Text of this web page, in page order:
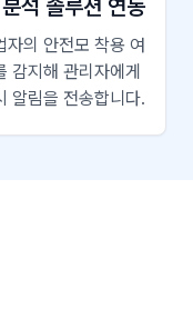
석 솔루션 연동
자의 안전모 착용 여
감지해 관리자에게
알림을 전송합니다.